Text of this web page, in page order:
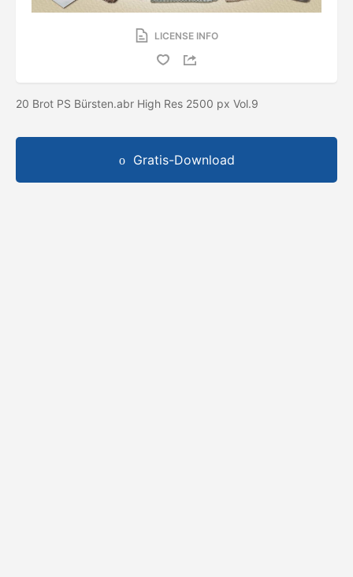
LICENSE INFO
20 Brot PS Bürsten.abr High Res 2500 px Vol.9
Gratis-Download